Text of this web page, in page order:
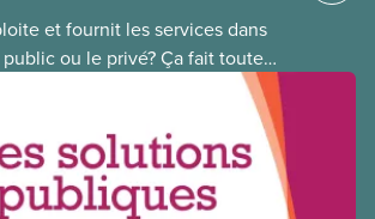
et fournit les services dans
ou le privé? Ça fait toute
hôpital public coûte moins cher,
voué à l’intérêt public.